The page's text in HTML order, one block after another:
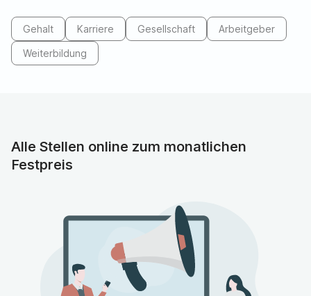
basierend auf dem TVöD Pflege bis März 2024
(Monatsgehalt). Die Basisentgelte in anderen
Tarifverträgen unterscheiden sich nicht signifikant:
nach 3 Jahren Berufserfahrung: rund 3.450 EUR
Gehalt einer Fachpflegekraft nach Fachweiterbildung
Berufserfahrung: rund 4.650 EUR
Gehalt einer Stationsleitung mit Fachweiterbildung
nach 3 Jahren Berufserfahrung: rund 5.000 EUR
Gehalt einer Pflegedienstleitung nach 3 Jahren
Berufserfahrung: rund 5.200 EUR
Gehalt Karriere Gesellschaft Arbeitgeber
Weiterbildung
Alle Stellen online zum monatlichen
Festpreis